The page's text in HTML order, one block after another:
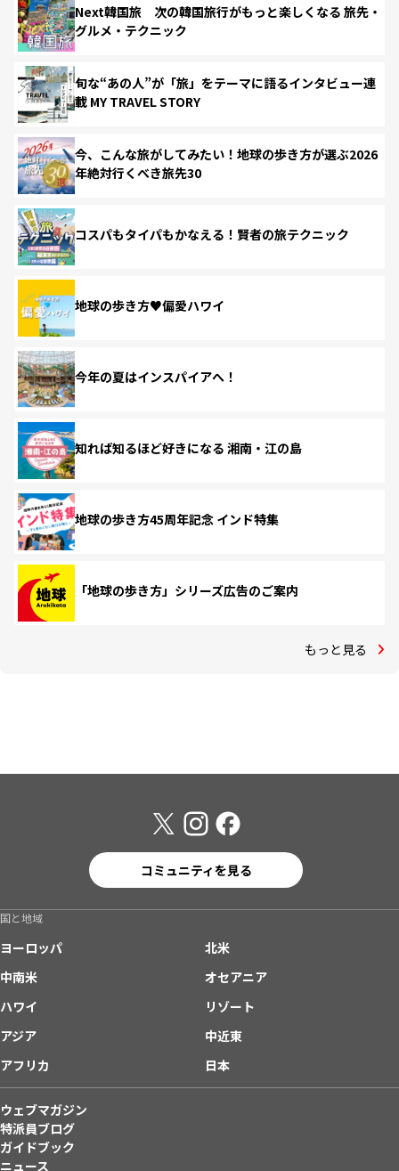
Next韓国旅 次の韓国旅行がもっと楽しくなる 旅先・
グルメ・テクニック
旬な“あの人”が「旅」をテーマに語るインタビュー連
載 MY TRAVEL STORY
今、こんな旅がしてみたい！地球の歩き方が選ぶ2026
年絶対行くべき旅先30
コスパもタイパもかなえる！賢者の旅テクニック
地球の歩き方♥偏愛ハワイ
今年の夏はインスパイアへ！
知れば知るほど好きになる 湘南・江の島
地球の歩き方45周年記念 インド特集
「地球の歩き方」シリーズ広告のご案内
もっと見る
コミュニティを見る
国と地域
ヨーロッパ
北米
中南米
オセアニア
ハワイ
リゾート
アジア
中近東
アフリカ
日本
ウェブマガジン
特派員ブログ
ガイドブック
ニュース